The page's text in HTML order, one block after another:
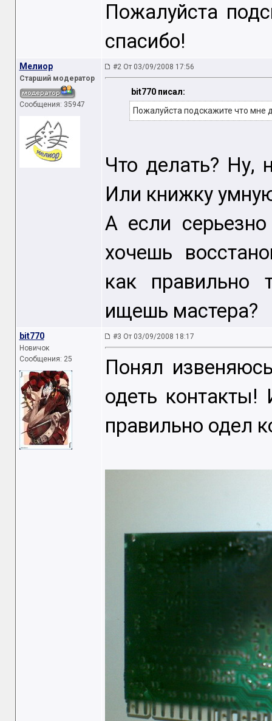
Пожалуйста
спасибо!
Мелиор
Старший модератор
Сообщения: 35947
#2 От 03/09/2008 17:56
bit770 писал:
Пожалуйста подскажите что мне
Что делать? Ну,
Или книжку
А если
хочешь
как правильно
ищешь мастера?
bit770
Новичок
Сообщения: 25
#3 От 03/09/2008 18:17
Понял
одеть
правильно одел